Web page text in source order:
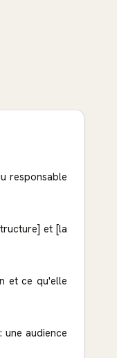
responsable
et [la
et ce qu'elle
audience